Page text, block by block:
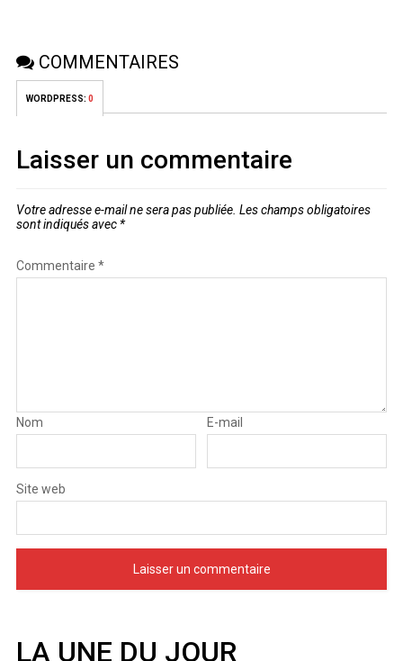
COMMENTAIRES
WORDPRESS: 0
Laisser un commentaire
Votre adresse e-mail ne sera pas publiée. Les champs obligatoires
sont indiqués avec *
Commentaire *
Nom E-mail
Site web
LA UNE DU JOUR